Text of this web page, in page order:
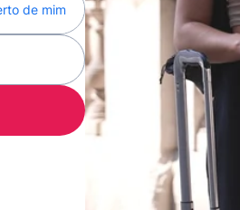
de mim